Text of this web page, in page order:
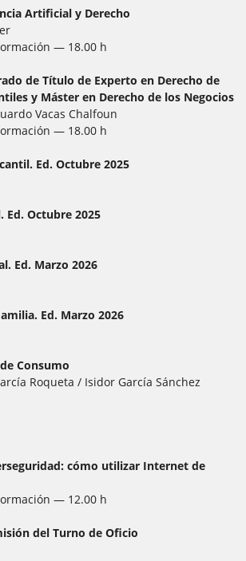
Artificial y Derecho
— 18.00 h
de Título de Experto en Derecho de
y Máster en Derecho de los Negocios
Vacas Chalfoun
— 18.00 h
Ed. Octubre 2025
Ed. Octubre 2025
Ed. Marzo 2026
Ed. Marzo 2026
Consumo
Roqueta / Isidor García Sánchez
cómo utilizar Internet de
— 12.00 h
del Turno de Oficio